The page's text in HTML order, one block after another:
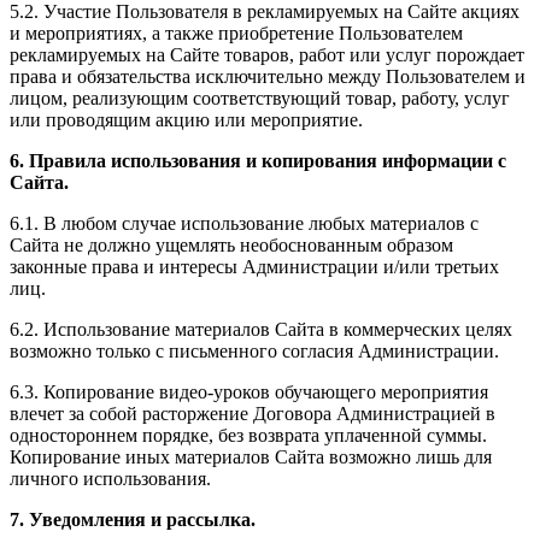
5.2. Участие Пользователя в рекламируемых на Сайте акциях
и мероприятиях, а также приобретение Пользователем
рекламируемых на Сайте товаров, работ или услуг порождает
права и обязательства исключительно между Пользователем и
лицом, реализующим соответствующий товар, работу, услуг
или проводящим акцию или мероприятие.
6. Правила использования и копирования информации с
Сайта.
6.1. В любом случае использование любых материалов с
Сайта не должно ущемлять необоснованным образом
законные права и интересы Администрации и/или третьих
лиц.
6.2. Использование материалов Сайта в коммерческих целях
возможно только с письменного согласия Администрации.
6.3. Копирование видео-уроков обучающего мероприятия
влечет за собой расторжение Договора Администрацией в
одностороннем порядке, без возврата уплаченной суммы.
Копирование иных материалов Сайта возможно лишь для
личного использования.
7. Уведомления и рассылка.